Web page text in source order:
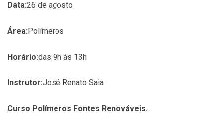
Data:26 de agosto
Área:Polímeros
Horário:das 9h às 13h
Instrutor:José Renato Saia
Curso Polímeros Fontes Renováveis.